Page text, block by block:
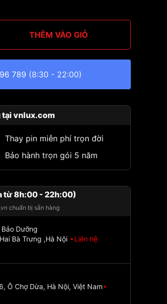
THÊM VÀO GIỎ
789 (8:30 - 22:00)
tại vnlux.com
Thay pin miễn phí trọn đời
Bảo hành trọn gói 5 năm
từ 8h:00 - 22h:00)
chuẩn bị sẵn hàng
Dưỡng
Bà Trưng ,Hà Nội
Liên hệ
Ô Chợ Dừa, Hà Nội, Việt Nam